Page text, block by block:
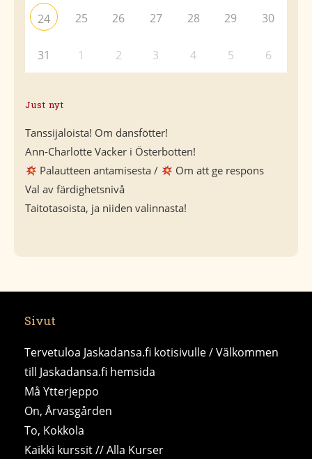
24 25 26 27 28 29 30
31 1 2 3 4 5 6
Just nyt
Tanssijaloista! Om dansfötter!
Ann-Charlotte Vacker i Österbotten!
Palautteen antamisesta /
Om att ge respons
Val av färdighetsnivå
Taitotasoista, ja niiden valinnasta!
Sivut
Tervetuloa Jaskadansa.fi kotisivulle / Välkommen
till Jaskadansa.fi hemsida
Må Ytterjeppo
On, Årvasgården
To, Kokkola
Kaikki kurssit // Alla Kurser